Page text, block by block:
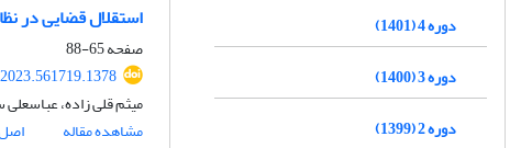
استقلال قضایی در
صفحه65-88
میثم قلی زاده،
مشاهده مقاله
دوره 4 (1401)
دوره 3 (1400)
دوره 2 (1399)